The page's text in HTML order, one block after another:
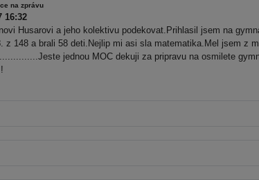
na zprávu
16:32
Husarovi a jeho kolektivu podekovat.Prihlasil jsem na
z 148 a brali 58 deti.Nejlip mi asi sla matematika.Mel jsem z
jednou MOC dekuji za pripravu na osmilete